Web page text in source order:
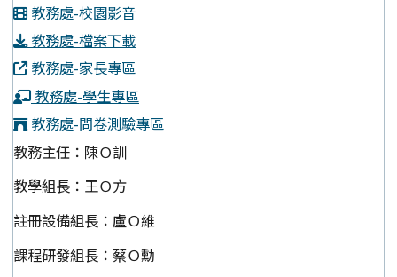
教務處-校園影音
教務處-檔案下載
教務處-家長專區
教務處-學生專區
教務處-問卷測驗專區
教務主任：陳Ｏ訓
教學組長：王Ｏ方
註冊設備組長：盧Ｏ維
課程研發組長：蔡Ｏ勳